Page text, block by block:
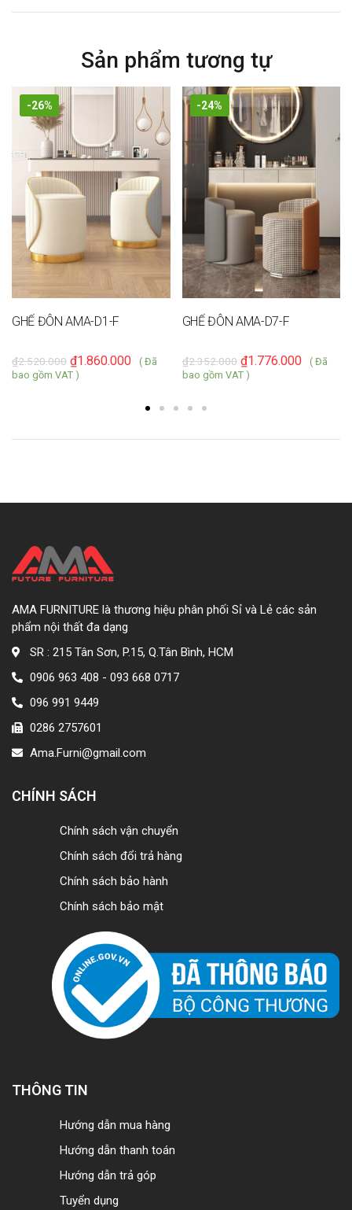
Sản phẩm tương tự
-26%
GHẾ ĐÔN AMA-D1-F
2.520.000
₫ 1.860.000
₫
( Đã
bao gồm VAT )
-24%
GHẾ ĐÔN AMA-D7-F
2.352.000
₫ 1.776.000
₫
( Đã
bao gồm VAT )
AMA FURNITURE là thương hiệu phân phối Sỉ và Lẻ các sản
phẩm nội thất đa dạng
SR : 215 Tân Sơn, P.15, Q.Tân Bình, HCM
0906 963 408 - 093 668 0717
096 991 9449
0286 2757601
Ama.Furni@gmail.com
CHÍNH SÁCH
Chính sách vận chuyển
Chính sách đổi trả hàng
Chính sách bảo hành
Chính sách bảo mật
THÔNG TIN
Hướng dẫn mua hàng
Hướng dẫn thanh toán
Hướng dẫn trả góp
Tuyển dụng